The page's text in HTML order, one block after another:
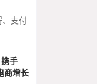
支付
手
商增长